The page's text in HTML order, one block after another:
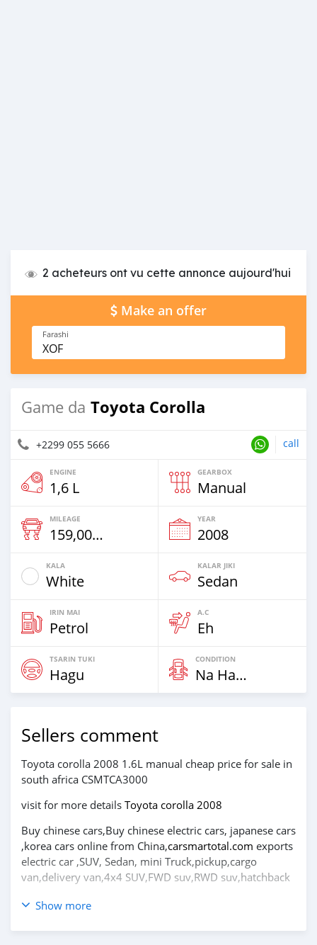
2 acheteurs ont vu cette annonce aujourd'hui
Make an offer
Farashi
XOF
Game da Toyota Corolla
+2299 055 5666 call
ENGINE
1,6 L
GEARBOX
Manual
MILEAGE
159,000 Km
YEAR
2008
KALA
White
KALAR JIKI
Sedan
IRIN MAI
Petrol
A.C
Eh
TSARIN TUKI
Hagu
CONDITION
Na Hannu
Sellers comment
Toyota corolla 2008 1.6L manual cheap price for sale in
south africa CSMTCA3000
visit for more details Toyota corolla 2008
Buy chinese cars,Buy chinese electric cars, japanese cars
,korea cars online from China,carsmartotal.com exports
electric car ,SUV, Sedan, mini Truck,pickup,cargo
van,delivery van,4x4 SUV,FWD suv,RWD suv,hatchback
Toyota corolla 2008 1.6L manuel prix pas cher à vendre
Show more